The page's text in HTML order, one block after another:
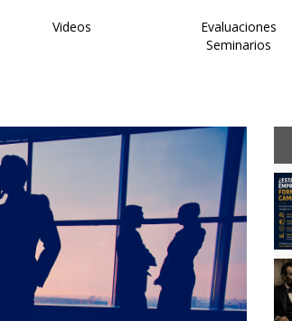
Videos
Evaluaciones
Seminarios